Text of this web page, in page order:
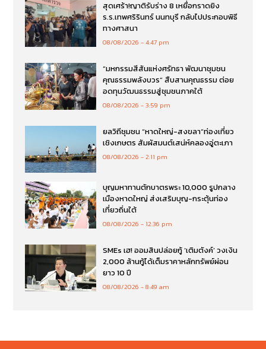
สุดเศร้า!ญาติรับร่าง 8 เหยื่อกราดยิง
ร.ร.เทพศริรินทร์ นนทบุรี กลับไปประกอบพิธี
ทางศาสนา
08/08/2026 4:47 pm
“มหกรรมสีสันแห่งศรัทธา พัฒนาชุมชน
คุณธรรมพลังบวร” สืบสานคุณธรรม ต่อย
อดทุนวัฒนธรรมสู่ชุมชนภาคใต้
08/08/2026 3:59 pm
ยลวิถีชุมชน “หาดใหญ่-สงขลา”ท่องเที่ยว
เชิงเกษตร สัมผัสมนต์เสน่ห์คลองอู่ตะเภา
08/08/2026 2:11 pm
บุญมหาทานตักบาตรพระ 10,000 รูปกลาง
เมืองหาดใหญ่ ส่งเสริมบุญ-กระตุ้นท่อง
เที่ยวถิ่นใต้
08/08/2026 12:36 pm
SMEs เฮ! ออมสินปล่อยกู้ ‘เติมตังค์’ วงเงิน
2,000 ล้านกู้ได้เต็มราคาหลักทรัพย์ผ่อน
ยาว 10 ปี
08/08/2026 8:49 am